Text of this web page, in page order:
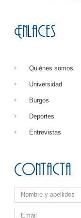
Enlaces
Quiénes somos
Universidad
Burgos
Deportes
Entrevistas
Contacta